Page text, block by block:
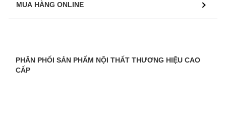
MUA HÀNG ONLINE
PHÂN PHỐI SẢN PHẨM NỘI THẤT THƯƠNG HIỆU CAO
CẤP